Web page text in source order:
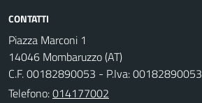
CONTATTI
Piazza Marconi 1
14046 Mombaruzzo (AT)
C.F. 00182890053 - P.Iva: 00182890053
Telefono:014177002